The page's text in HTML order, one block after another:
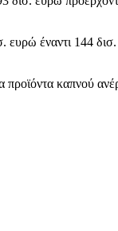
έναντι 144
καπνού